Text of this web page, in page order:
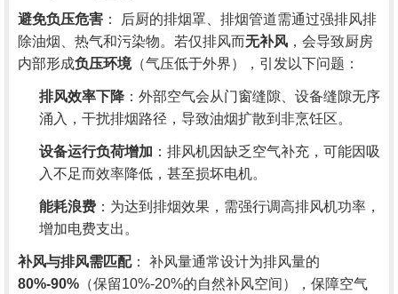
避免负压危害 ： 后厨的排烟罩、排烟管道需通过强排风排
除油烟、热气和污染物。若仅排风而无补风 ，会导致厨房
内部形成负压环境（气压低于外界），引发以下问题：
排风效率下降 ：外部空气会从门窗缝隙、设备缝隙无序
涌入，干扰排烟路径，导致油烟扩散到非烹饪区。
设备运行负荷增加 ：排风机因缺乏空气补充，可能因吸
入不足而效率降低，甚至损坏电机。
能耗浪费 ：为达到排烟效果，需强行调高排风机功率，
增加电费支出。
补风与排风需匹配： 补风量通常设计为排风量的
80%-90% （保留10%-20%的自然补风空间），保障空气